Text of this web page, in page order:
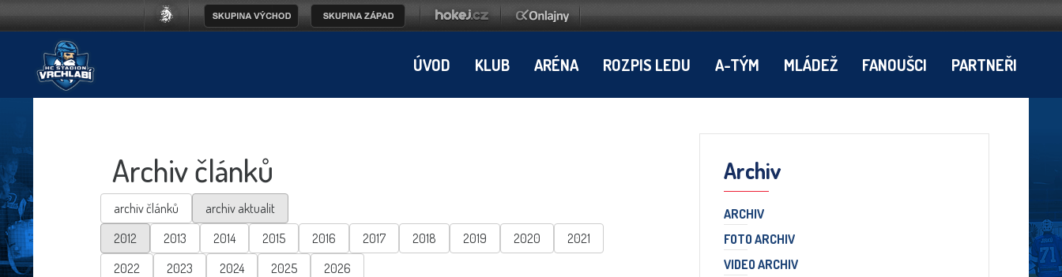
ÚVOD KLUB ARÉNA ROZPIS LEDU A-TÝM MLÁDEŽ FANOUŠCI PARTNEŘI
Archiv článků
archiv článků
archiv aktualit
2012
2013 2014 2015 2016 2017 2018 2019 2020
2021
2022
2023 2024 2025
2026
Archiv
ARCHIV
FOTO ARCHIV
VIDEO ARCHIV